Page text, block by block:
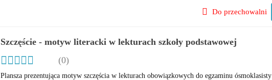
Do przechowalni
Szczęście - motyw literacki w lekturach szkoły podstawowej
(0)
Plansza prezentująca motyw szczęścia w lekturach obowiązkowych do egzaminu ósmoklasisty